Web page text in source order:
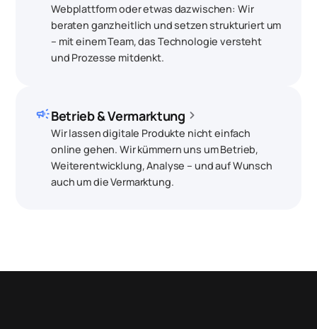
Webplattform oder etwas dazwischen: Wir
beraten ganzheitlich und setzen strukturiert um
– mit einem Team, das Technologie versteht
und Prozesse mitdenkt.
campaignBetrieb & Vermarktung chevron_right
Wir lassen digitale Produkte nicht einfach
online gehen. Wir kümmern uns um Betrieb,
Weiterentwicklung, Analyse – und auf Wunsch
auch um die Vermarktung.